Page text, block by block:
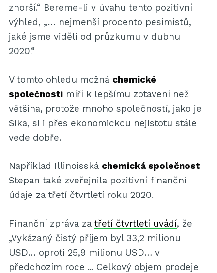
zhorší.“ Bereme-li v úvahu tento pozitivní
výhled, „… nejmenší procento pesimistů,
jaké jsme viděli od průzkumu v dubnu
2020.“
V tomto ohledu možná chemické
společnostimíří k lepšímu zotavení než
většina, protože mnoho společností, jako je
Sika, si i přes ekonomickou nejistotu stále
vede dobře.
Například Illinoisská chemická společnost
Stepan také zveřejnila pozitivní finanční
údaje za třetí čtvrtletí roku 2020.
Finanční zpráva za třetí čtvrtletí uvádí, že
„Vykázaný čistý příjem byl 33,2 milionu
USD… oproti 25,9 milionu USD… v
předchozím roce ... Celkový objem prodeje